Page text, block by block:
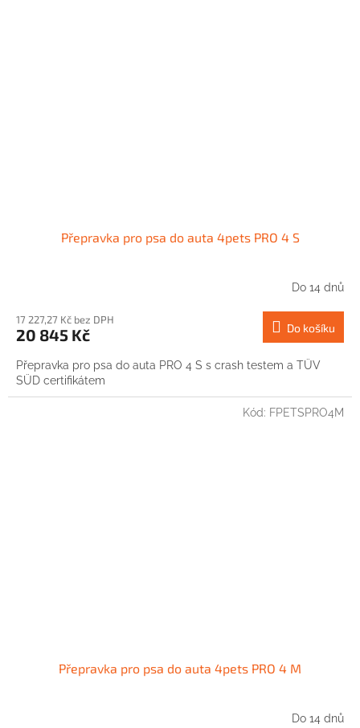
Přepravka pro psa do auta 4pets PRO 4 S
Do 14 dnů
17 227,27 Kč bez DPH
20 845 Kč Do košíku
Přepravka pro psa do auta PRO 4 S s crash testem a TÜV
SÜD certifikátem
Přepravka pro psa do auta 4pets PRO 4 M
Do 14 dnů
Kód: FPETSPRO4M